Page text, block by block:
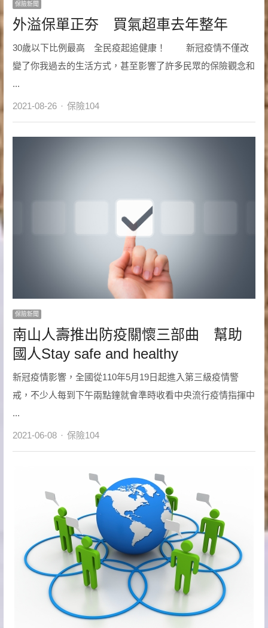
保險新聞
外溢保單正夯 買氣超車去年整年
30歲以下比例最高 全民疫起追健康！ 新冠疫情不僅改
變了你我過去的生活方式，甚至影響了許多民眾的保險觀念和
...
2021-08-26 Author
保險104
保險新聞
南山人壽推出防疫關懷三部曲 幫助
國人Stay safe and healthy
新冠疫情影響，全國從110年5月19日起進入第三級疫情警
戒，不少人每到下午兩點鐘就會準時收看中央流行疫情指揮中
...
2021-06-08 Author
保險104